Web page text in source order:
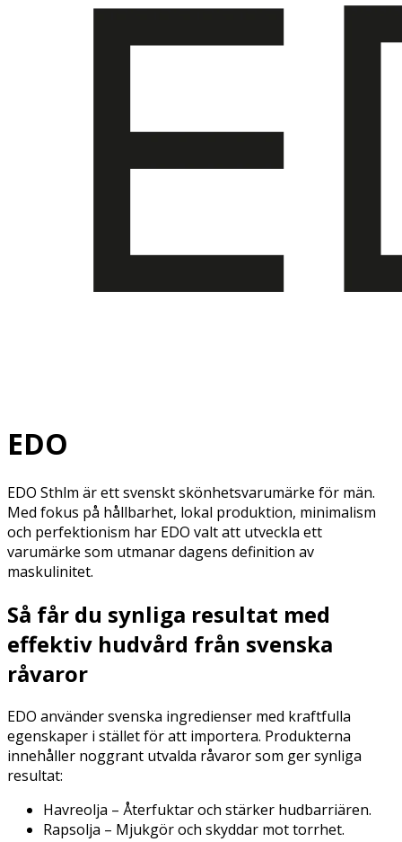
EDO
EDO Sthlm är ett svenskt skönhetsvarumärke för män.
Med fokus på hållbarhet, lokal produktion, minimalism
och perfektionism har EDO valt att utveckla ett
varumärke som utmanar dagens definition av
maskulinitet.
Så får du synliga resultat med
effektiv hudvård från svenska
råvaror
EDO använder svenska ingredienser med kraftfulla
egenskaper i stället för att importera. Produkterna
innehåller noggrant utvalda råvaror som ger synliga
resultat:
Havreolja – Återfuktar och stärker hudbarriären.
Rapsolja – Mjukgör och skyddar mot torrhet.